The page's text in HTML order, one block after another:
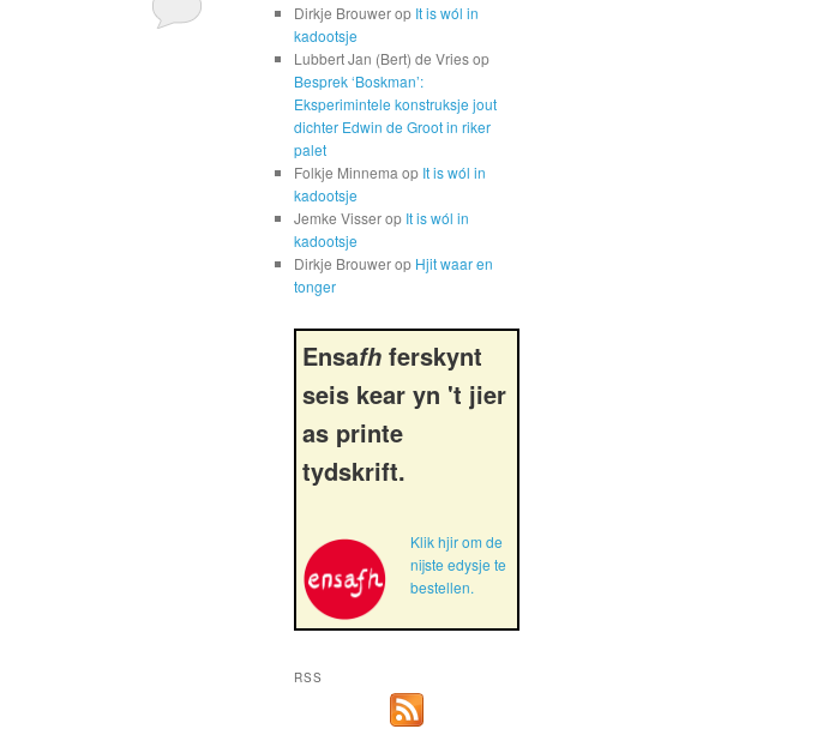
Dirkje Brouwerop It is wól in
kadootsje
Lubbert Jan (Bert) de Vriesop
Besprek ‘Boskman’:
Eksperimintele konstruksje jout
dichter Edwin de Groot in riker
palet
Folkje Minnema op It is wól in
kadootsje
Jemke Visserop It is wól in
kadootsje
Dirkje Brouwerop Hjit waar en
tonger
Ensafh ferskynt
seis kear yn 't jier
as printe
tydskrift.
Klik hjir om de
nijste edysje te
bestellen.
RSS